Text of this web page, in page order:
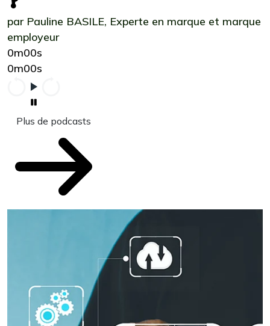
par Pauline BASILE, Experte en marque et marque
employeur
0m00s
0m00s
Plus de podcasts